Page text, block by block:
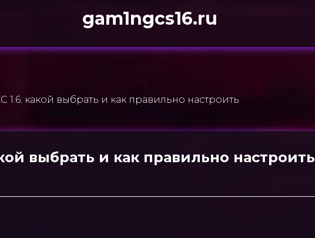
gam1ngcs16.ru
какой выбрать и как правильно настроить
выбрать и как правильно настроить